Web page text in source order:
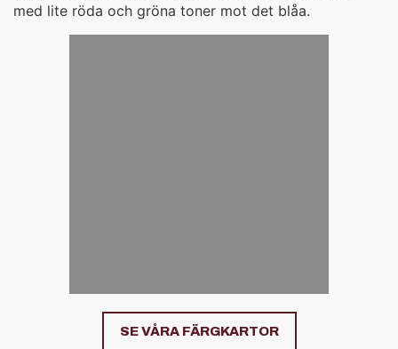
med lite röda och gröna toner mot det blåa.
SE VÅRA FÄRGKARTOR